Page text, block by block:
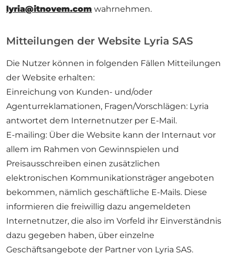
lyria@itnovem.com wahrnehmen.
Mitteilungen der Website Lyria SAS
Die Nutzer können in folgenden Fällen Mitteilungen
der Website erhalten:
Einreichung von Kunden- und/oder
Agenturreklamationen, Fragen/Vorschlägen: Lyria
antwortet dem Internetnutzer per E-Mail.
E-mailing: Über die Website kann der Internaut vor
allem im Rahmen von Gewinnspielen und
Preisausschreiben einen zusätzlichen
elektronischen Kommunikationsträger angeboten
bekommen, nämlich geschäftliche E-Mails. Diese
informieren die freiwillig dazu angemeldeten
Internetnutzer, die also im Vorfeld ihr Einverständnis
dazu gegeben haben, über einzelne
Geschäftsangebote der Partner von Lyria SAS.